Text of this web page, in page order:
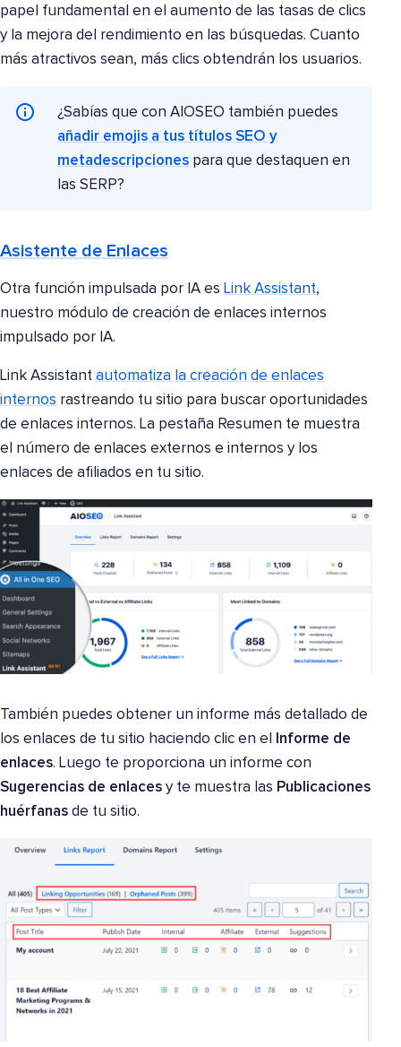
papel fundamental en el aumento de las tasas de clics
y la mejora del rendimiento en las búsquedas. Cuanto
más atractivos sean, más clics obtendrán los usuarios.
¿Sabías que con AIOSEO también puedes
añadir emojis a tus títulos SEO y
metadescripciones para que destaquen en
las SERP?
Asistente de Enlaces
Otra función impulsada por IA es Link Assistant,
nuestro módulo de creación de enlaces internos
impulsado por IA.
Link Assistant automatiza la creación de enlaces
internos rastreando tu sitio para buscar oportunidades
de enlaces internos. La pestaña Resumen te muestra
el número de enlaces externos e internos y los
enlaces de afiliados en tu sitio.
También puedes obtener un informe más detallado de
los enlaces de tu sitio haciendo clic en el Informe de
enlaces. Luego te proporciona un informe con
Sugerencias de enlaces y te muestra las Publicaciones
huérfanas de tu sitio.